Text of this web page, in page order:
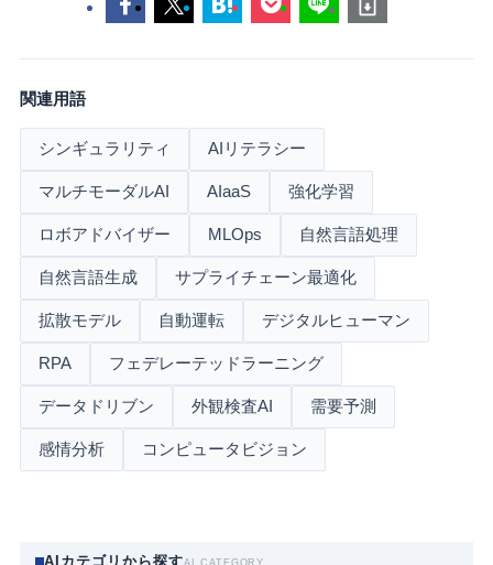
関連用語
シンギュラリティ AIリテラシー
マルチモーダルAI AIaaS 強化学習
ロボアドバイザー MLOps 自然言語処理
自然言語生成 サプライチェーン最適化
拡散モデル 自動運転 デジタルヒューマン
RPA フェデレーテッドラーニング
データドリブン 外観検査AI 需要予測
感情分析 コンピュータビジョン
AIカテゴリから探す